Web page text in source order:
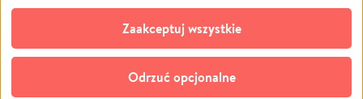
Pogrzeb
Społeczność lokalna
Kultura
Impreza
Ochrona środowiska
Biznes
opcjonalnych plików cookie
technologii do celów analitycznych i retargetingowych. Możesz wyrazić
zgodę na ich stosowanie lub jej odmówić. W dowolnym momencie masz
możliwość zmiany swoich preferencji na stronie „Zarządzaj zgodami cookie”,
do której link znajdziesz w stopce serwisu Pomagam.pl. Opcjonalne pliki
cookie wykorzystywane są w następujących celach:
Odrzuć opcjonalne
Zaakceptuj wszystkie